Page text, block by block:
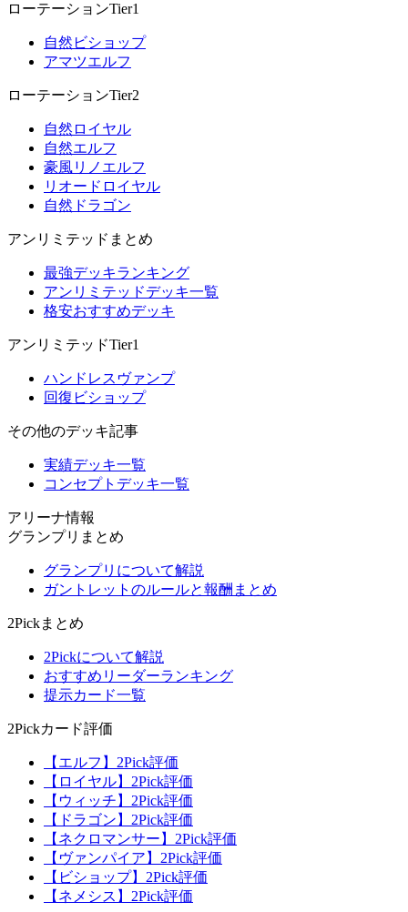
ローテーションTier1
自然ビショップ
アマツエルフ
ローテーションTier2
自然ロイヤル
自然エルフ
豪風リノエルフ
リオードロイヤル
自然ドラゴン
アンリミテッドまとめ
最強デッキランキング
アンリミテッドデッキ一覧
格安おすすめデッキ
アンリミテッドTier1
ハンドレスヴァンプ
回復ビショップ
その他のデッキ記事
実績デッキ一覧
コンセプトデッキ一覧
アリーナ情報
グランプリまとめ
グランプリについて解説
ガントレットのルールと報酬まとめ
2Pickまとめ
2Pickについて解説
おすすめリーダーランキング
提示カード一覧
2Pickカード評価
【エルフ】2Pick評価
【ロイヤル】2Pick評価
【ウィッチ】2Pick評価
【ドラゴン】2Pick評価
【ネクロマンサー】2Pick評価
【ヴァンパイア】2Pick評価
【ビショップ】2Pick評価
【ネメシス】2Pick評価